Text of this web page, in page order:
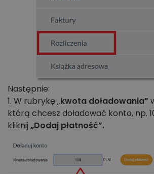
Następnie:
1. W rubrykę „kwota doładowania”
którą chcesz doładować konto, np.
kliknij „Dodaj płatność”.